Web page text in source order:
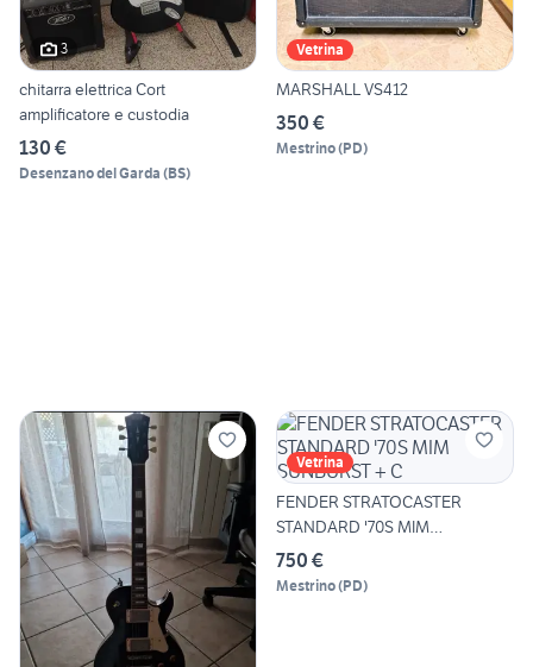
3
chitarra elettrica Cort
amplificatore e custodia
130 €
Desenzano del Garda (BS)
Vetrina
MARSHALL VS412
350 €
Mestrino(PD)
Vetrina
FENDER STRATOCASTER
STANDARD '70S MIM
SUNBURST + C
750 €
Mestrino(PD)